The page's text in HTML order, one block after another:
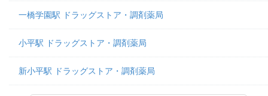
一橋学園駅 ドラッグストア・調剤薬局
小平駅 ドラッグストア・調剤薬局
新小平駅 ドラッグストア・調剤薬局